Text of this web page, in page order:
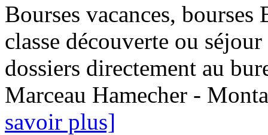
Bourses vacances,
classe découverte ou
dossiers directement au
Marceau Hamecher -
savoir plus]